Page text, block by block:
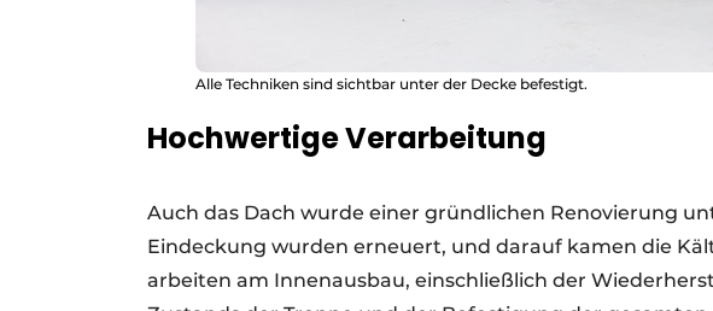
Alle Techniken sind sichtbar unter der Decke befestigt.
Hochwertige Verarbeitung
Auch das Dach wurde einer gründlichen Renovierung
Eindeckung wurden erneuert, und darauf kamen die
arbeiten am Innenausbau, einschließlich der